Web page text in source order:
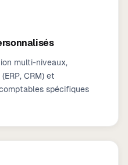
multi-niveaux,
CRM) et
spécifiques